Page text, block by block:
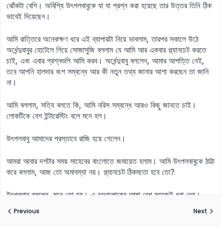
ঝোঁকটা বেশি। অবিশ্যি উৎপলবাবুকে যা যা প্রশ্ন করা হয়েছে তার উত্তর তিনি ঠিক
ভাবেই দিয়েছেন।
আমি রাত্তিরে অনেকক্ষণ ধরে এই ব্যাপারটা নিয়ে ভাবলাম, তারপর সকালে উঠে
অর্ধেন্দুবাবুর হোটেলে গিয়ে সোজাসুজি বললাম যে আমি আর একবার প্ল্যানচেট করতে
চাই, এবং এবার প্রশ্নগুলি আমি করব। অর্ধেন্দুবাবু বললেন, আমার আপত্তি নেই,
তবে আপনি হালদার বংশ সম্বন্ধে আর কী নতুন তথ্য জানার আশা করছেন তা জানি
না।
আমি বললাম, সত্যি বলতে কি, আমি নরিস সম্বন্ধে আরও কিছু জানতে চাই।
লোকটিকে বেশ ইন্টারেস্টিং বলে মনে হল।
উৎপলবাবু আমাদের প্রস্তাবে রাজি হয়ে গেলেন।
আমরা আবার দশটার সময় সাহেবের বাংলোতে জমায়েত হলাম। আমি উৎপলবাবুকে ঠাট্টা
করে বললাম, আজ তো অমাবস্যা নয়। প্ল্যানচেট ঠিকমতো হবে তো?
উৎপলবাবু বললেন, মনে তো হয়। এ ভদ্রলোকের আত্মা বেশ সহজেই ধরা দেয়।
Previous Next